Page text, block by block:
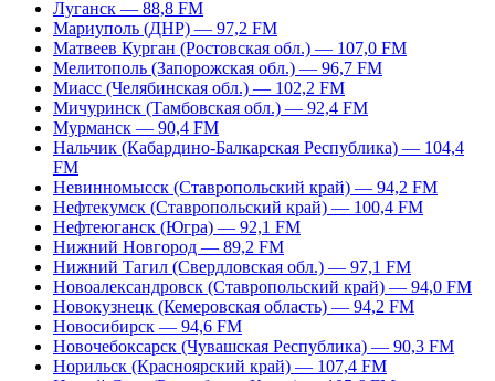
Луганск — 88,8 FM
Мариуполь (ДНР) — 97,2 FM
Матвеев Курган (Ростовская обл.) — 107,0 FM
Мелитополь (Запорожская обл.) — 96,7 FM
Миасс (Челябинская обл.) — 102,2 FM
Мичуринск (Тамбовская обл.) — 92,4 FM
Мурманск — 90,4 FM
Нальчик (Кабардино-Балкарская Республика) — 104,4
FM
Невинномысск (Ставропольский край) — 94,2 FM
Нефтекумск (Ставропольский край) — 100,4 FM
Нефтеюганск (Югра) — 92,1 FM
Нижний Новгород — 89,2 FM
Нижний Тагил (Свердловская обл.) — 97,1 FM
Новоалександровск (Ставропольский край) — 94,0 FM
Новокузнецк (Кемеровская область) — 94,2 FM
Новосибирск — 94,6 FM
Новочебоксарск (Чувашская Республика) — 90,3 FM
Норильск (Красноярский край) — 107,4 FM